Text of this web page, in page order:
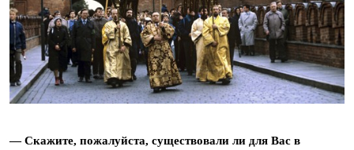
— Скажите, пожалуйста, существовали ли для Вас в